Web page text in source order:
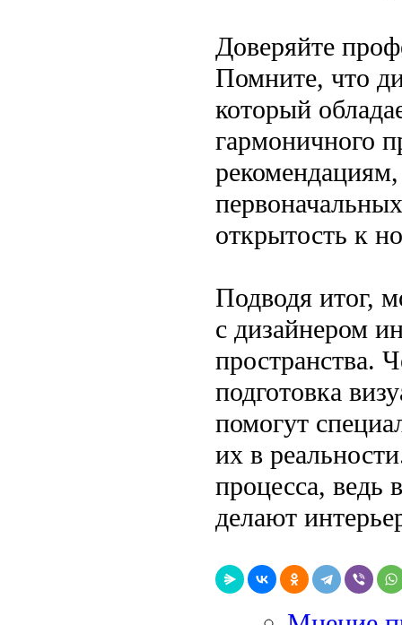
Доверяйте
Помните, что
который
гармоничного
открытость к
Подводя итог,
с дизайнером
пространства.
подготовка
помогут
их в
процесса, ведь
делают